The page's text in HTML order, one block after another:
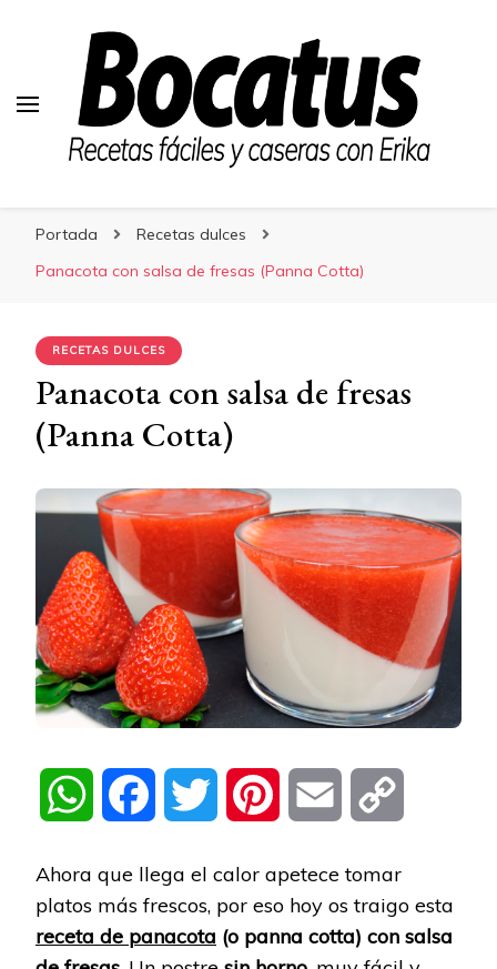
Portada
Recetas dulces
Panacota con salsa de fresas (Panna Cotta)
RECETAS DULCES
Panacota con salsa de fresas
(Panna Cotta)
WhatsAppFacebook Twitter Pinterest Email
Ahora que llega el calor apetece tomar
platos más frescos, por eso hoy os traigo esta
receta de panacota (o panna cotta) con salsa